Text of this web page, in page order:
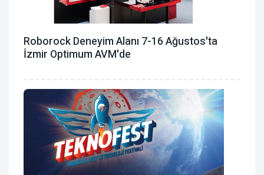
Roborock Deneyim Alanı 7-16 Ağustos'ta
İzmir Optimum AVM'de